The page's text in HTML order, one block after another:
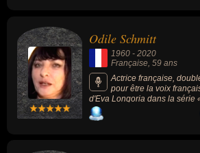
Wolfenstein : The New Order
Nazir dans « The Elder Scrolls
était également le Capitaine
Tintin » (2011) de Steven
Odile Schmitt
1960 - 2020
Française , 59 ans
Actrice française,
pour être la voix
d'Eva Longoria dans la série
Housewives » (2004-2012)
dessin-animé « Les